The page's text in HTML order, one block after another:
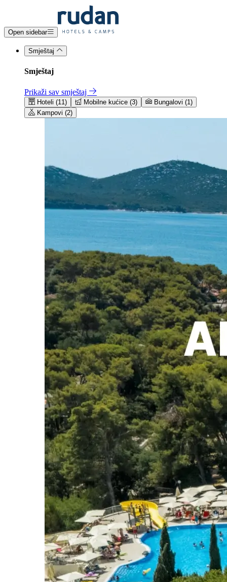
Open sidebar
Smještaj
Smještaj
Prikaži sav smještaj
Hoteli (11) Mobilne kućice (3)
Bungalovi (1)
Kampovi (2)